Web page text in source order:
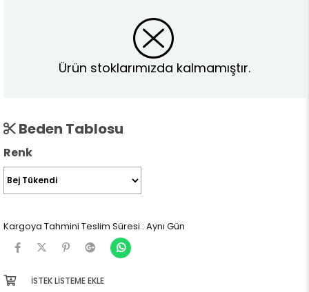
Ürün stoklarımızda kalmamıştır.
Beden Tablosu
Renk
Kargoya Tahmini Teslim Süresi : Aynı Gün
İSTEK LISTEME EKLE